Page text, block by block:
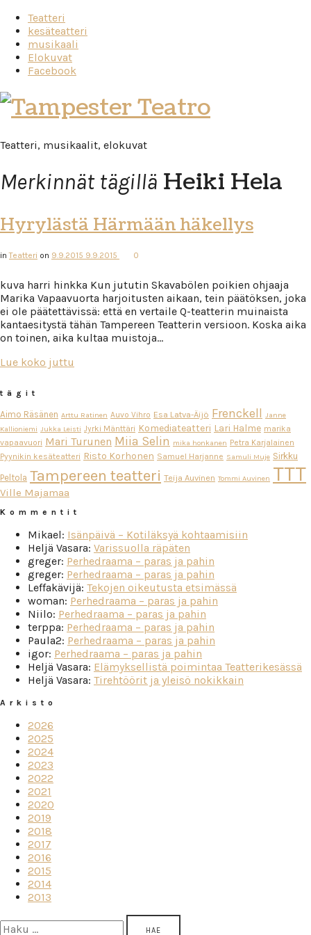
Teatteri
kesäteatteri
musikaali
Elokuvat
Facebook
Tampester
Teatro
Teatteri, musikaalit, elokuvat
Merkinnät tägillä Heiki Hela
Hyrylästä Härmään häkellys
inTeatteri on 9.9.2015 9.9.2015 0
kuva harri hinkka Kun jututin Skavabölen poikien ohjaaja
Marika Vapaavuorta harjoitusten aikaan, tein päätöksen, joka
ei ole päätettävissä: että en vertaile Q-teatterin muinaista
kantaesitystä tähän Tampereen Teatterin versioon. Koska aika
on toinen, aika kultaa muistoja…
Lue koko juttu
tägit
Aimo Räsänen Arttu Ratinen Auvo Vihro Esa Latva-Äijö Frenckell Janne
Kallioniemi Jukka Leisti Jyrki Mänttäri Komediateatteri Lari Halme marika
vapaavuori Mari Turunen Miia Selin mika honkanen Petra Karjalainen
Pyynikin kesäteatteri Risto Korhonen Samuel Harjanne Samuli Muje Sirkku
Peltola Tampereen teatteri Teija Auvinen Tommi Auvinen TTT
Ville Majamaa
Kommentit
Mikael: Isänpäivä – Kotiläksyä kohtaamisiin
Heljä Vasara: Varissuolla räpäten
greger: Perhedraama – paras ja pahin
greger: Perhedraama – paras ja pahin
Leffakävijä: Tekojen oikeutusta etsimässä
woman: Perhedraama – paras ja pahin
Niilo: Perhedraama – paras ja pahin
terppa: Perhedraama – paras ja pahin
Paula2: Perhedraama – paras ja pahin
igor: Perhedraama – paras ja pahin
Heljä Vasara: Elämyksellistä poimintaa Teatterikesässä
Heljä Vasara: Tirehtöörit ja yleisö nokikkain
Arkisto
2026
2025
2024
2023
2022
2021
2020
2019
2018
2017
2016
2015
2014
2013
Haku: